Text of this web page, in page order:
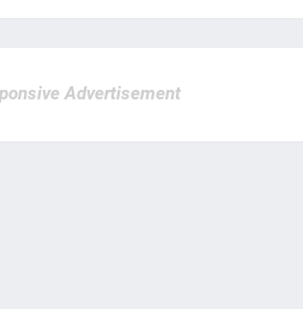
Advertisement